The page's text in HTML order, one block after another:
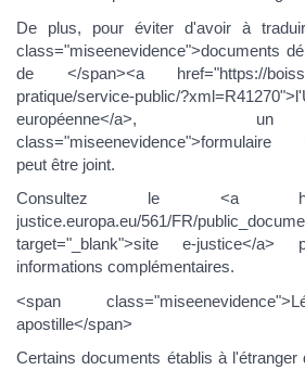
De plus, pour éviter d'avoir à
class="miseenevidence">documents
de </span><a href="https://
pratique/service-public/
européenne</a>,
class="miseenevidence">formulaire
peut être joint.
Consultez le <a
justice.europa.eu/561/FR/
target="_blank">site e-justice</
informations complémentaires.
<span
apostille</span>
Certains documents établis à l'étranger